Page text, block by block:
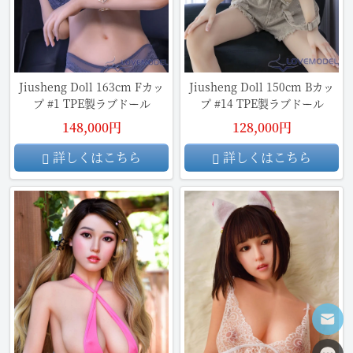
Jiusheng Doll 163cm Fカッ
プ #1 TPE製ラブドール
148,000円
詳しくはこちら
Jiusheng Doll 150cm Bカッ
プ #14 TPE製ラブドール
128,000円
詳しくはこちら